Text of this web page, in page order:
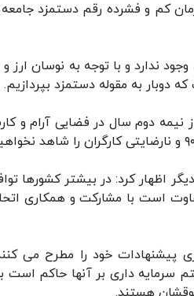
کم و فشرده رقم دستمزد جامعه
ندارد و با توجه به نوسان ارز و
دوبار به مقوله دستمزد بپردازیم.
نیمه دوم سال در فضایی آرام و
اظهار کرد: در بیشتر کشورها
است با مشارکت و همکاری
پیشنهادات خود را مطرح می
سرمایه داری بر آنها حاکم است